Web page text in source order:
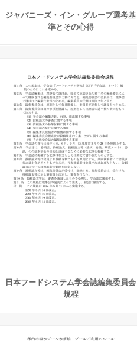
ジャパニーズ・イン・グループ選考基
準とその心得
日本フードシステム学会誌編集委員会
規程